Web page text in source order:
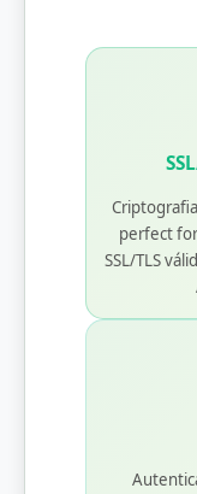
perfect
SSL/TLS